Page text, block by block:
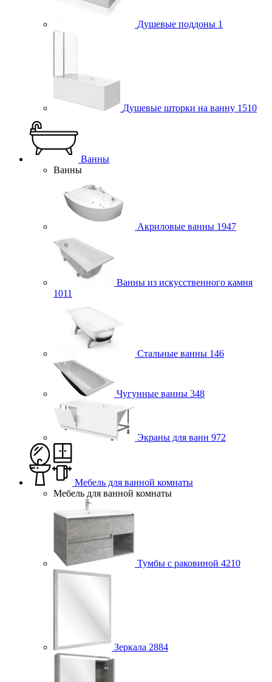
Душевые поддоны 1
Душевые шторки на ванну 1510
Ванны
Ванны
Акриловые ванны 1947
Ванны из искусственного камня
1011
Стальные ванны 146
Чугунные ванны 348
Экраны для ванн 972
Мебель для ванной комнаты
Мебель для ванной комнаты
Тумбы с раковиной 4210
Зеркала 2884